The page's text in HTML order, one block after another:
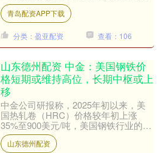
前值0.3%。....
青岛配资APP下载
分类：盈亚配资 查看：106
山东德州配资 中金：美国钢铁价
格短期或维持高位，长期中枢或上
移
中金公司研报称，2025年初以来，美
国热轧卷（HRC）价格较年初上涨
35%至900美元/吨，美国钢铁行业的市
场关注度较高。中金公司认为，当前美
国钢铁行业在关税政....
山东德州配资